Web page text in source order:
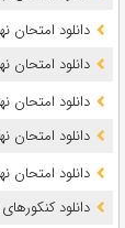
دانلود امتحان نهایی هندسه 2
دانلود امتحان نهایی عربی 3 پایه
دانلود امتحان نهایی هندسه 3
دانلود امتحان نهایی
دانلود امتحان
دانلود کنکورهای